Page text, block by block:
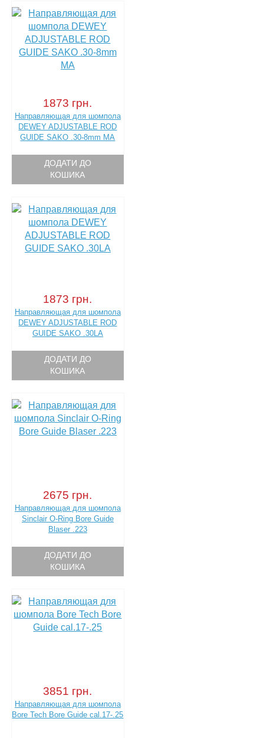
1873 грн.
Направляющая для шомпола
DEWEY ADJUSTABLE ROD
GUIDE SAKO .30-8mm MA
ДОДАТИ ДО
КОШИКА
1873 грн.
Направляющая для шомпола
DEWEY ADJUSTABLE ROD
GUIDE SAKO .30LA
ДОДАТИ ДО
КОШИКА
2675 грн.
Направляющая для шомпола
Sinclair O-Ring Bore Guide
Blaser .223
ДОДАТИ ДО
КОШИКА
3851 грн.
Направляющая для шомпола
Bore Tech Bore Guide cal.17-.25